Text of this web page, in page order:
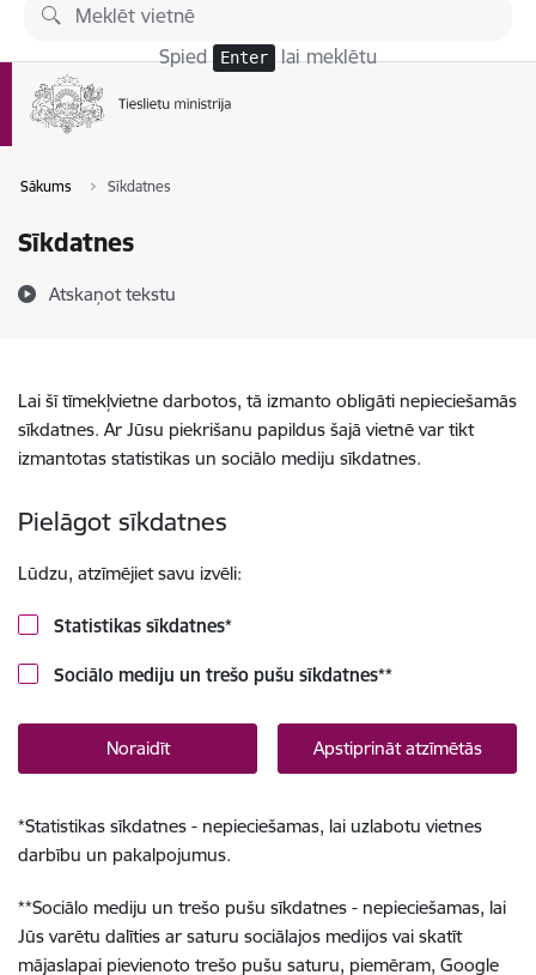
Pāriet uz lapas saturu
Spied Enter lai meklētu
Sākums Sīkdatnes
Sīkdatnes
Atskaņot tekstu
Lai šī tīmekļvietne darbotos, tā izmanto obligāti nepieciešamās
sīkdatnes. Ar Jūsu piekrišanu papildus šajā vietnē var tikt
izmantotas statistikas un sociālo mediju sīkdatnes.
Pielāgot sīkdatnes
Lūdzu, atzīmējiet savu izvēli:
Statistikas sīkdatnes*
Sociālo mediju un trešo pušu sīkdatnes**
Noraidīt Apstiprināt atzīmētās
*Statistikas sīkdatnes - nepieciešamas, lai uzlabotu vietnes
darbību un pakalpojumus.
**Sociālo mediju un trešo pušu sīkdatnes - nepieciešamas, lai
Jūs varētu dalīties ar saturu sociālajos medijos vai skatīt
mājaslapai pievienoto trešo pušu saturu, piemēram, Google